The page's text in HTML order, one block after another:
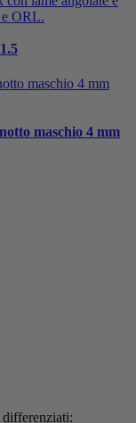
maschio 4 mm
differenziati: